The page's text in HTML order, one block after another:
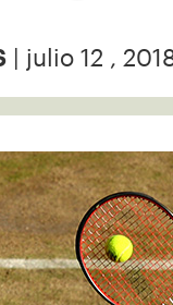
| julio 12 ,